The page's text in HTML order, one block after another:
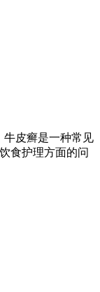
牛皮癣是一种常见
食护理方面的问